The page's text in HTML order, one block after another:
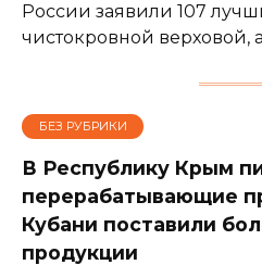
России заявили 107
чистокровной верховой,
БЕЗ РУБРИКИ
В Республику Крым
перерабатывающие
Кубани поставили
продукции